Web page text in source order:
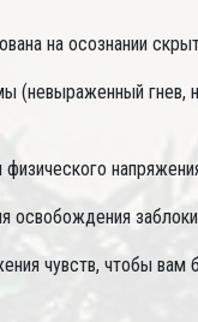
на осознании
гнев,
освобождения
чувств, чтобы